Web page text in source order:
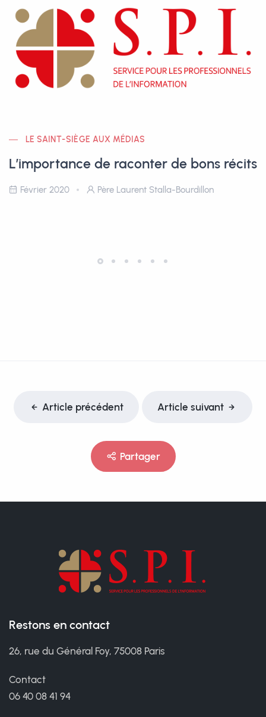
LE SAINT-SIÈGE AUX MÉDIAS
L’importance de raconter de bons récits
Février 2020 Père Laurent Stalla-Bourdillon
Article précédent Article suivant
Partager
Restons en contact
26, rue du Général Foy, 75008 Paris
Contact
06 40 08 41 94